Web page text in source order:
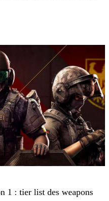
1 : tier list des weapons